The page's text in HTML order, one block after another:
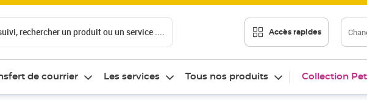
rechercher un produit ou un service .... Accès rapides
de courrier Les services Tous nos produits Collection